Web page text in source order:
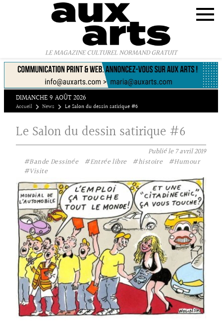
LE MAGAZINE CULTUREL NORMAND GRATUIT
DIMANCHE 9 AOÛT 2026
Accueil News Le Salon du dessin satirique #6
Le Salon du dessin satirique #6
Publié le7 avril 2019
#Bande Dessinée
#Entrée libre #histoire
#Humour
#Visite
Panneau de gestion des cookies